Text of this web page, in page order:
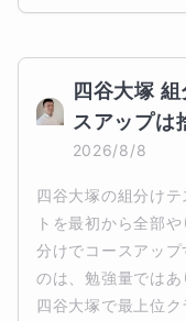
四谷大塚
スアップは
2026/8/8
四谷大塚の組分け
トを最初から全部
分けでコースアッ
のは、勉強量では
四谷大塚で最上位